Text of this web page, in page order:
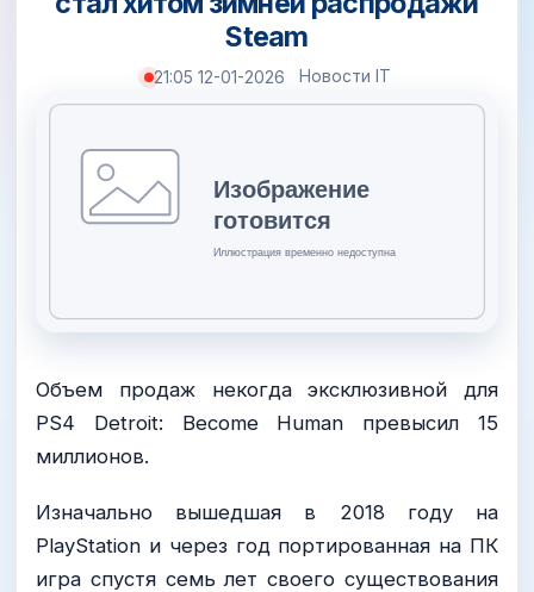
Steam
21:05 12-01-2026 Новости IT
Объем продаж некогда эксклюзивной для
PS4 Detroit: Become Human превысил 15
миллионов.
Изначально вышедшая в 2018 году на
PlayStation и через год портированная на ПК
игра спустя семь лет своего существования